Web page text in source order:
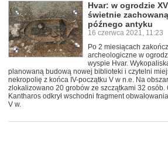
Hvar: w ogrodzie
świetnie
późnego antyku
16 czerwca 2021, 11:23
Po 2 miesiącach
archeologiczne w
wyspie Hvar.
planowaną budową nowej biblioteki i czytelni
nekropolię z końca IV-początku V w n.e. Na
zlokalizowano 20 grobów ze szczątkami 32 osób.
Kantharos odkrył wschodni fragment
V w.